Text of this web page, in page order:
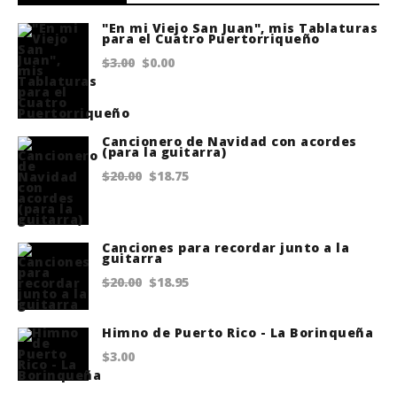
"En mi Viejo San Juan", mis Tablaturas
para el Cuatro Puertorriqueño
$3.00 Original
$3.00.
$0.00
$0.00.
Cancionero de Navidad con acordes
(para la guitarra)
$20.00 Original
$20.00.
$18.75
$18.75.
Canciones para recordar junto a la
guitarra
$20.00 Original
was:
$18.95
is:
Himno de Puerto Rico - La Borinqueña
$3.00